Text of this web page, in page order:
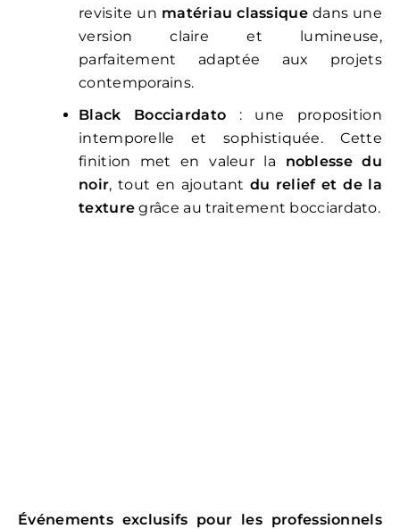
revisite un matériau classiquedans une
version claire et lumineuse,
parfaitement adaptée aux projets
contemporains.
Black Bocciardato : une proposition
intemporelle et sophistiquée. Cette
finition met en valeur la noblesse du
noir, tout en ajoutant du relief et de la
texture grâce au traitement bocciardato.
Événements exclusifs pour les professionnels